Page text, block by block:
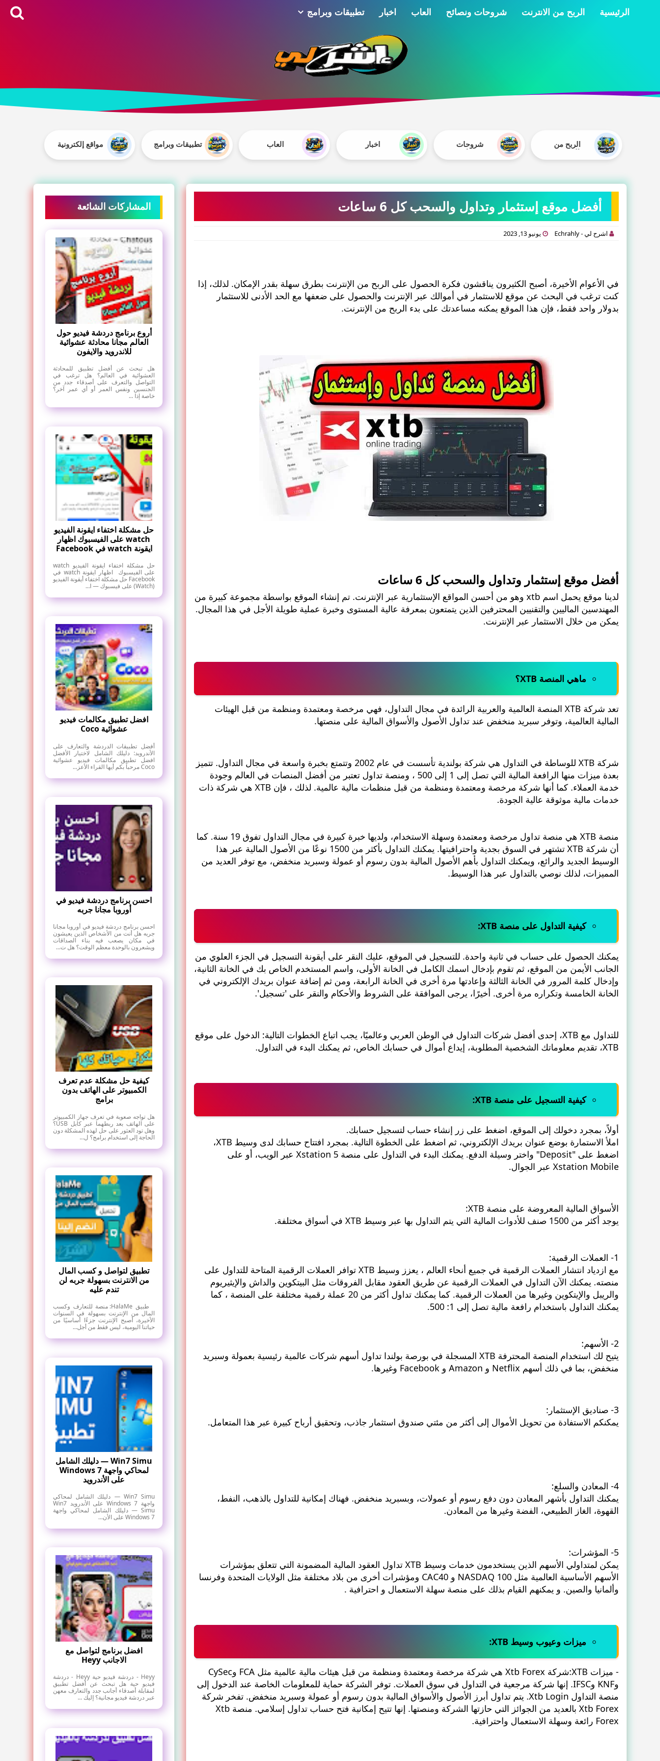
الرئيسية الربح من الانترنت شروحات ونصائح العاب اخبار تطبيقات وبرامج
الربح من
الانترنت
شروحات
ونصائح
اخبار العاب تطبيقات وبرامج مواقع إلكترونية
أفضل موقع إستثمار وتداول والسحب كل 6 ساعات
اشرح لي - Echrahly يونيو 13, 2023
في الأعوام الأخيرة، أصبح الكثيرون يناقشون فكرة الحصول على الربح من الإنترنت بطرق سهلة بقدر الإمكان. لذلك، إذا
كنت ترغب في البحث عن موقع للاستثمار في أموالك عبر الإنترنت والحصول على ضعفها مع الحد الأدنى للاستثمار
بدولار واحد فقط، فإن هذا الموقع يمكنه مساعدتك على بدء الربح من الإنترنت.
أفضل موقع إستثمار وتداول والسحب كل 6 ساعات
لدينا موقع يحمل اسم xtb وهو من أحسن المواقع الإستثمارية عبر الإنترنت. تم إنشاء الموقع بواسطة مجموعة كبيرة من
المهندسين الماليين والتقنيين المحترفين الذين يتمتعون بمعرفة عالية المستوى وخبرة عملية طويلة الأجل في هذا المجال.
يمكن من خلال الاستثمار عبر الإنترنت.
ماهي المنصة XTB؟
تعد شركة XTB المنصة العالمية والعربية الرائدة في مجال التداول، فهي مرخصة ومعتمدة ومنظمة من قبل الهيئات
المالية العالمية، وتوفر سبريد منخفض عند تداول الأصول والأسواق المالية على منصتها.
شركة XTB للوساطة في التداول هي شركة بولندية تأسست في عام 2002 وتتمتع بخبرة واسعة في مجال التداول. تتميز
بعدة ميزات منها الرافعة المالية التي تصل إلى 1 إلى 500 ، ومنصة تداول تعتبر من أفضل المنصات في العالم وجودة
خدمة العملاء. كما أنها شركة مرخصة ومعتمدة ومنظمة من قبل منظمات مالية عالمية. لذلك ، فإن XTB هي شركة ذات
خدمات مالية موثوقة عالية الجودة.
منصة XTB هي منصة تداول مرخصة ومعتمدة وسهلة الاستخدام، ولديها خبرة كبيرة في مجال التداول تفوق 19 سنة. كما
أن شركة XTB تشتهر في السوق بجدية واحترافيتها. يمكنك التداول بأكثر من 1500 نوعًا من الأصول المالية عبر هذا
الوسيط الجديد والرائع، ويمكنك التداول بأهم الأصول المالية بدون رسوم أو عمولة وسبريد منخفض، مع توفر العديد من
المميزات، لذلك نوصي بالتداول عبر هذا الوسيط.
كيفية التداول على منصة XTB:
يمكنك الحصول على حساب في ثانية واحدة. للتسجيل في الموقع، عليك النقر على أيقونة التسجيل في الجزء العلوي من
الجانب الأيمن من الموقع، ثم تقوم بإدخال اسمك الكامل في الخانة الأولى، واسم المستخدم الخاص بك في الخانة الثانية،
وإدخال كلمة المرور في الخانة الثالثة وإعادتها مرة أخرى في الخانة الرابعة، ومن ثم إضافة عنوان بريدك الإلكتروني في
الخانة الخامسة وتكراره مرة أخرى. أخيرًا، يرجى الموافقة على الشروط والأحكام والنقر على 'تسجيل'.
للتداول مع XTB، إحدى أفضل شركات التداول في الوطن العربي وعالميًا، يجب اتباع الخطوات التالية: الدخول على موقع
XTB، تقديم معلوماتك الشخصية المطلوبة، إيداع أموال في حسابك الخاص، ثم يمكنك البدء في التداول.
كيفية التسجيل على منصة XTB:
أولاً، بمجرد دخولك إلى الموقع، اضغط على زر إنشاء حساب لتسجيل حسابك.
املأ الاستمارة بوضع عنوان بريدك الإلكتروني، ثم اضغط على الخطوة التالية. بمجرد افتتاح حسابك لدى وسيط XTB،
اضغط على "Deposit" واختر وسيلة الدفع. يمكنك البدء في التداول على منصة Xstation 5 عبر الويب، أو على
Xstation Mobile عبر الجوال.
الأسواق المالية المعروضة على منصة XTB:
يوجد أكثر من 1500 صنف للأدوات المالية التي يتم التداول بها عبر وسيط XTB في أسواق مختلفة.
1- العملات الرقمية:
مع ازدياد انتشار العملات الرقمية في جميع أنحاء العالم ، يعزز وسيط XTB توافر العملات الرقمية المتاحة للتداول على
منصته. يمكنك الآن التداول في العملات الرقمية عن طريق العقود مقابل الفروقات مثل البيتكوين والداش والإيثيريوم
والريبل والإيتكوين وغيرها من العملات الرقمية. كما يمكنك تداول أكثر من 20 عملة رقمية مختلفة على المنصة ، كما
يمكنك التداول باستخدام رافعة مالية تصل إلى 1: 500.
2- الأسهم:
يتيح لك استخدام المنصة المحترفة XTB المسجلة في بورصة بولندا تداول أسهم شركات عالمية رئيسية بعمولة وسبريد
منخفض، بما في ذلك أسهم Netflix و Amazon و Facebook وغيرها.
3- صناديق الإستثمار:
يمكنكم الاستفادة من تحويل الأموال إلى أكثر من مئتي صندوق استثمار جاذب، وتحقيق أرباح كبيرة عبر هذا المتعامل.
4- المعادن والسلع:
يمكنك التداول بأشهر المعادن دون دفع رسوم أو عمولات، وبسبريد منخفض. فهناك إمكانية للتداول بالذهب، النفط،
القهوة، الغاز الطبيعي، الفضة وغيرها من المعادن.
5- المؤشرات:
يمكن لمتداولي الأسهم الذين يستخدمون خدمات وسيط XTB تداول العقود المالية المضمونة التي تتعلق بمؤشرات
الأسهم الأساسية العالمية مثل NASDAQ 100 و CAC40 ومؤشرات أخرى من بلاد مختلفة مثل الولايات المتحدة وفرنسا
وألمانيا والصين. و يمكنهم القيام بذلك على منصة سهلة الاستعمال و احترافية .
ميزات وعيوب وسيط XTB:
- ميزات XTB:شركة Xtb Forex هي شركة مرخصة ومعتمدة ومنظمة من قبل هيئات مالية عالمية مثل FCA وCySec
وKNF وIFSC. إنها شركة مرجعية في التداول في سوق العملات. توفر الشركة حماية للمعلومات الخاصة عند الدخول إلى
منصة التداول Xtb Login. يتم تداول أبرز الأصول والأسواق المالية بدون رسوم أو عمولة وسبريد منخفض. تفخر شركة
Xtb Forex بالعديد من الجوائز التي حازتها الشركة ومنصتها. إنها تتيح إمكانية فتح حساب تداول إسلامي. منصة Xtb
Forex رائعة وسهلة الاستعمال واحترافية.
المشاركات الشائعة
أروع برنامج دردشة فيديو حول
العالم مجانا محادثة عشوائية
للاندرويد والايفون
هل تبحث عن أفضل تطبيق للمحادثة
العشوائية في العالم؟ هل ترغب في
التواصل والتعرف على أصدقاء جدد من
الجنسين ونفس العمر أو أي عمر آخر؟
خاصة إذا ...
حل مشكلة اختفاء ايقونة الفيديو
watch على الفيسبوك اظهار
ايقونة watch في Facebook
حل مشكلة اختفاء ايقونة الفيديو watch
على الفيسبوك اظهار ايقونة watch في
Facebook حل مشكلة اختفاء أيقونة الفيديو
(Watch) على فيسبوك — ا...
افضل تطبيق مكالمات فيديو
عشوائية Coco
أفضل تطبيقات الدردشة والتعارف على
الأندرويد: دليلك الشامل لاختيار الأفضل
افضل تطبيق مكالمات فيديو عشوائية
Coco مرحباً بكم أيها القراء الأعز...
احسن برنامج دردشة فيديو في
أوروبا مجانا جربه
احسن برنامج دردشة فيديو في أوروبا مجانا
جربه هل أنت من الأشخاص الذين يعيشون
في مكان يصعب فيه بناء الصداقات
ويشعرون بالوحدة معظم الوقت؟ هل ت...
كيفية حل مشكلة عدم تعرف
الكمبيوتر على الهاتف بدون
برامج
هل تواجه صعوبة في تعرف جهاز الكمبيوتر
على الهاتف بعد ربطهما عبر كابل USB؟
وهل تود العثور على حل لهذه المشكلة دون
الحاجة إلى استخدام برامج؟ ل...
تطبيق لتواصل و كسب المال
من الانترنت بسهولة جربه لن
تندم عليه
طبيق HalaMe: منصة للتعارف وكسب
المال من الإنترنت بسهولة في السنوات
الأخيرة، أصبح الإنترنت جزءًا أساسيًا من
حياتنا اليومية، ليس فقط من أجل...
Win7 Simu — دليلك الشامل
لمحاكي واجهة Windows 7
على الأندرويد
Win7 Simu — دليلك الشامل لمحاكي
واجهة Windows 7 على الأندرويد Win7
Simu — دليلك الشامل لمحاكي واجهة
Windows 7 على الأن...
افضل برنامج لتواصل مع
الاجانب Heyy
Heyy - دردشة فيديو حية Heyy - دردشة
فيديو حية هل تبحث عن أفضل تطبيق
لمقابلة أصدقاء أجانب جدد والتعارف معهن
عبر دردشة فيديو مجانية؟ إليك ...